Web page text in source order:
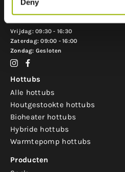
Deny
Voor een bezoek tussen 14.30 en 16.30
maken.
Vrijdag: 09:30 - 16:30
Zaterdag: 09:00 - 16:00
Zondag: Gesloten
Hottubs
Alle hottubs
Houtgestookte hottubs
Bioheater hottubs
Hybride hottubs
Warmtepomp hottubs
Producten